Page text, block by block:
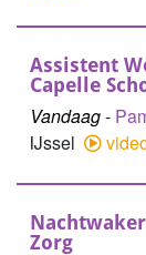
Assistent
Capelle
Vandaag-
IJssel
Zorg